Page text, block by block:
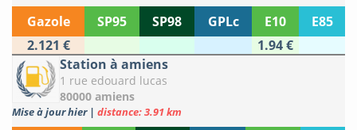
Gazole SP95 SP98 GPLc E10
E85
2.121 €
1.94 €
Station à amiens
1 rue edouard lucas
80000 amiens
Mise à jour hier | distance: 3.91 km